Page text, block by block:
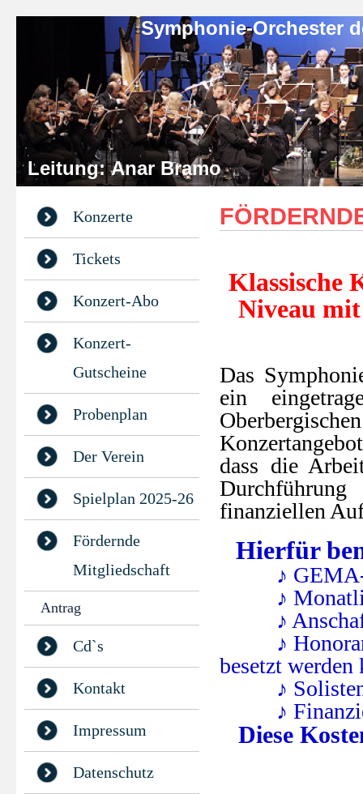
Symphonie-Orchester des
Leitung: Anar Bramo
Konzerte
Tickets
Konzert-Abo
Konzert-
Gutscheine
Probenplan
Der Verein
Spielplan 2025-26
Fördernde
Mitgliedschaft
Antrag
Cd`s
Kontakt
Impressum
Datenschutz
Klassische
Niveau
Das
ein
dass die
finanziellen
Hierfür
♪
♪
♪
♪
besetzt werden
♪
♪
Diese